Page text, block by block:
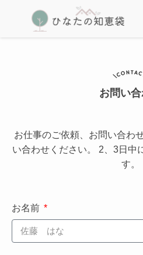
お問い
お仕事のご依頼、お問い合わ
い合わせください。 2、3日中
す。
お名前